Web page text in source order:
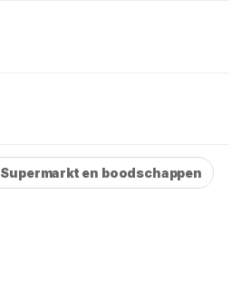
Supermarkt en boodschappen